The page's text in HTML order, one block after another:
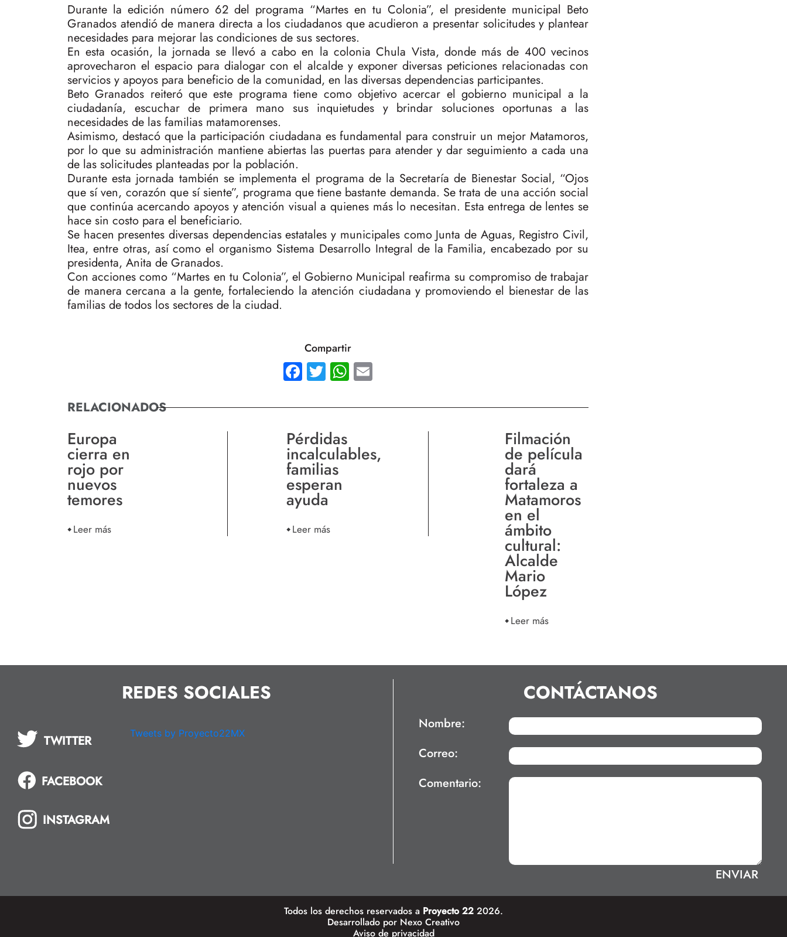
Durante la edición número 62 del programa “Martes en tu Colonia”, el presidente municipal Beto
Granados atendió de manera directa a los ciudadanos que acudieron a presentar solicitudes y plantear
necesidades para mejorar las condiciones de sus sectores.
En esta ocasión, la jornada se llevó a cabo en la colonia Chula Vista, donde más de 400 vecinos
aprovecharon el espacio para dialogar con el alcalde y exponer diversas peticiones relacionadas con
servicios y apoyos para beneficio de la comunidad, en las diversas dependencias participantes.
Beto Granados reiteró que este programa tiene como objetivo acercar el gobierno municipal a la
ciudadanía, escuchar de primera mano sus inquietudes y brindar soluciones oportunas a las
necesidades de las familias matamorenses.
Asimismo, destacó que la participación ciudadana es fundamental para construir un mejor Matamoros,
por lo que su administración mantiene abiertas las puertas para atender y dar seguimiento a cada una
de las solicitudes planteadas por la población.
Durante esta jornada también se implementa el programa de la Secretaría de Bienestar Social, “Ojos
que sí ven, corazón que sí siente”, programa que tiene bastante demanda. Se trata de una acción social
que continúa acercando apoyos y atención visual a quienes más lo necesitan. Esta entrega de lentes se
hace sin costo para el beneficiario.
Se hacen presentes diversas dependencias estatales y municipales como Junta de Aguas, Registro Civil,
Itea, entre otras, así como el organismo Sistema Desarrollo Integral de la Familia, encabezado por su
presidenta, Anita de Granados.
Con acciones como “Martes en tu Colonia”, el Gobierno Municipal reafirma su compromiso de trabajar
de manera cercana a la gente, fortaleciendo la atención ciudadana y promoviendo el bienestar de las
familias de todos los sectores de la ciudad.
Compartir
Facebook
TwitterWhatsApp
RELACIONADOS
Europa
cierra en
rojo por
nuevos
temores
Leer más
Pérdidas
incalculables,
familias
esperan
ayuda
Leer más
Filmación
de película
dará
fortaleza a
Matamoros
en el
ámbito
cultural:
Alcalde
Mario
López
Leer más
REDES SOCIALES
TWITTER
FACEBOOK
INSTAGRAM
Tweets by Proyecto22MX
CONTÁCTANOS
Nombre:
Correo:
Comentario:
Todos los derechos reservados a Proyecto 22 2026.
Desarrollado por Nexo Creativo
Aviso de privacidad